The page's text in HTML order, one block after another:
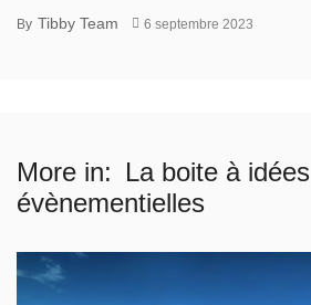
By Tibby Team 6 septembre 2023
More in: La boite à idées
évènementielles